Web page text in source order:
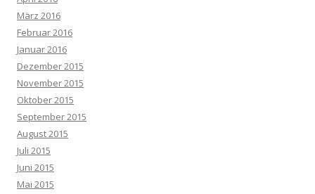
März 2016
Februar 2016
Januar 2016
Dezember 2015
November 2015
Oktober 2015
September 2015
August 2015
Juli 2015
Juni 2015
Mai 2015